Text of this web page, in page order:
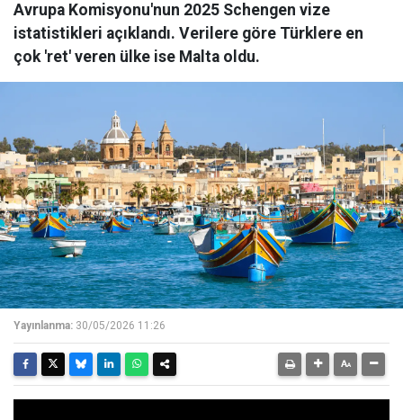
Avrupa Komisyonu'nun 2025 Schengen vize
istatistikleri açıklandı. Verilere göre Türklere en
çok 'ret' veren ülke ise Malta oldu.
Yayınlanma: 30/05/2026 11:26